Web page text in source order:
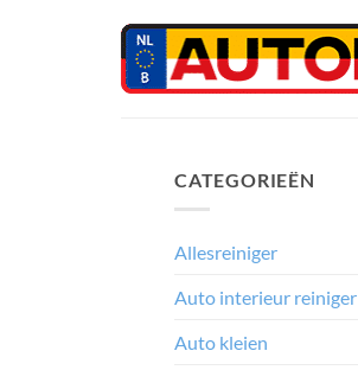
naar
inhoud
CATEGORIEËN
Allesreiniger
Auto interieur reiniger
Auto kleien